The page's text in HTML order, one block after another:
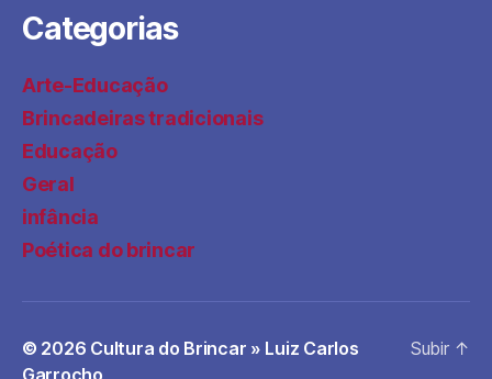
Categorias
Arte-Educação
Brincadeiras tradicionais
Educação
Geral
infância
Poética do brincar
© 2026 Cultura do Brincar » Luiz Carlos
Garrocho
Subir ↑